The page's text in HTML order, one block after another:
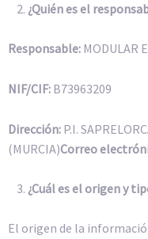
¿Quién es el
Responsable: MODULAR
NIF/CIF: B73963209
Dirección: P.I.
(MURCIA)Correo
¿Cuál es el origen y
El origen de la